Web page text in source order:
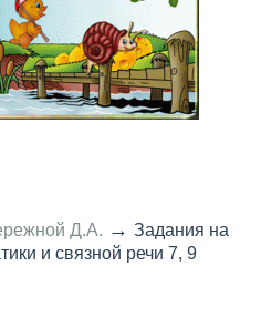
Д.А. → Задания на
и связной речи 7, 9